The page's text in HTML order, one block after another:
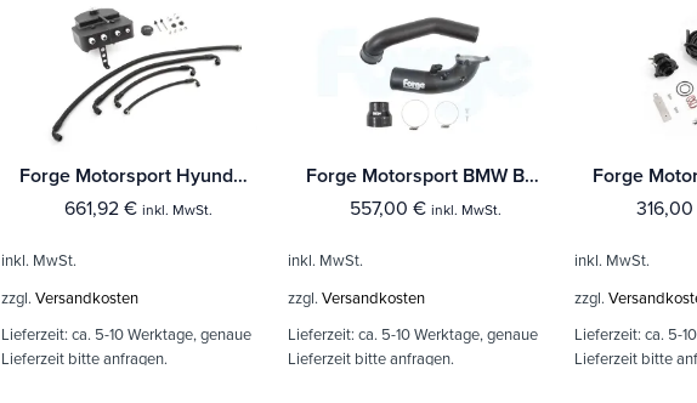
Forge Motorsport Hyundai i30N Dual Catch Can und Erweiterungstank
661,92 € inkl. MwSt.
inkl. MwSt.
zzgl. Versandkosten
Lieferzeit: ca. 5-10 Werktage, genaue
Lieferzeit bitte anfragen.
Forge Motorsport BMW B58 Boost Pipes / Druckrohr
557,00 € inkl. MwSt.
inkl. MwSt.
zzgl. Versandkosten
Lieferzeit: ca. 5-10 Werktage, genaue
Lieferzeit bitte anfragen.
316,00
inkl. MwSt.
zzgl.
Lieferzeit: ca. 5-
Lieferzeit bitte